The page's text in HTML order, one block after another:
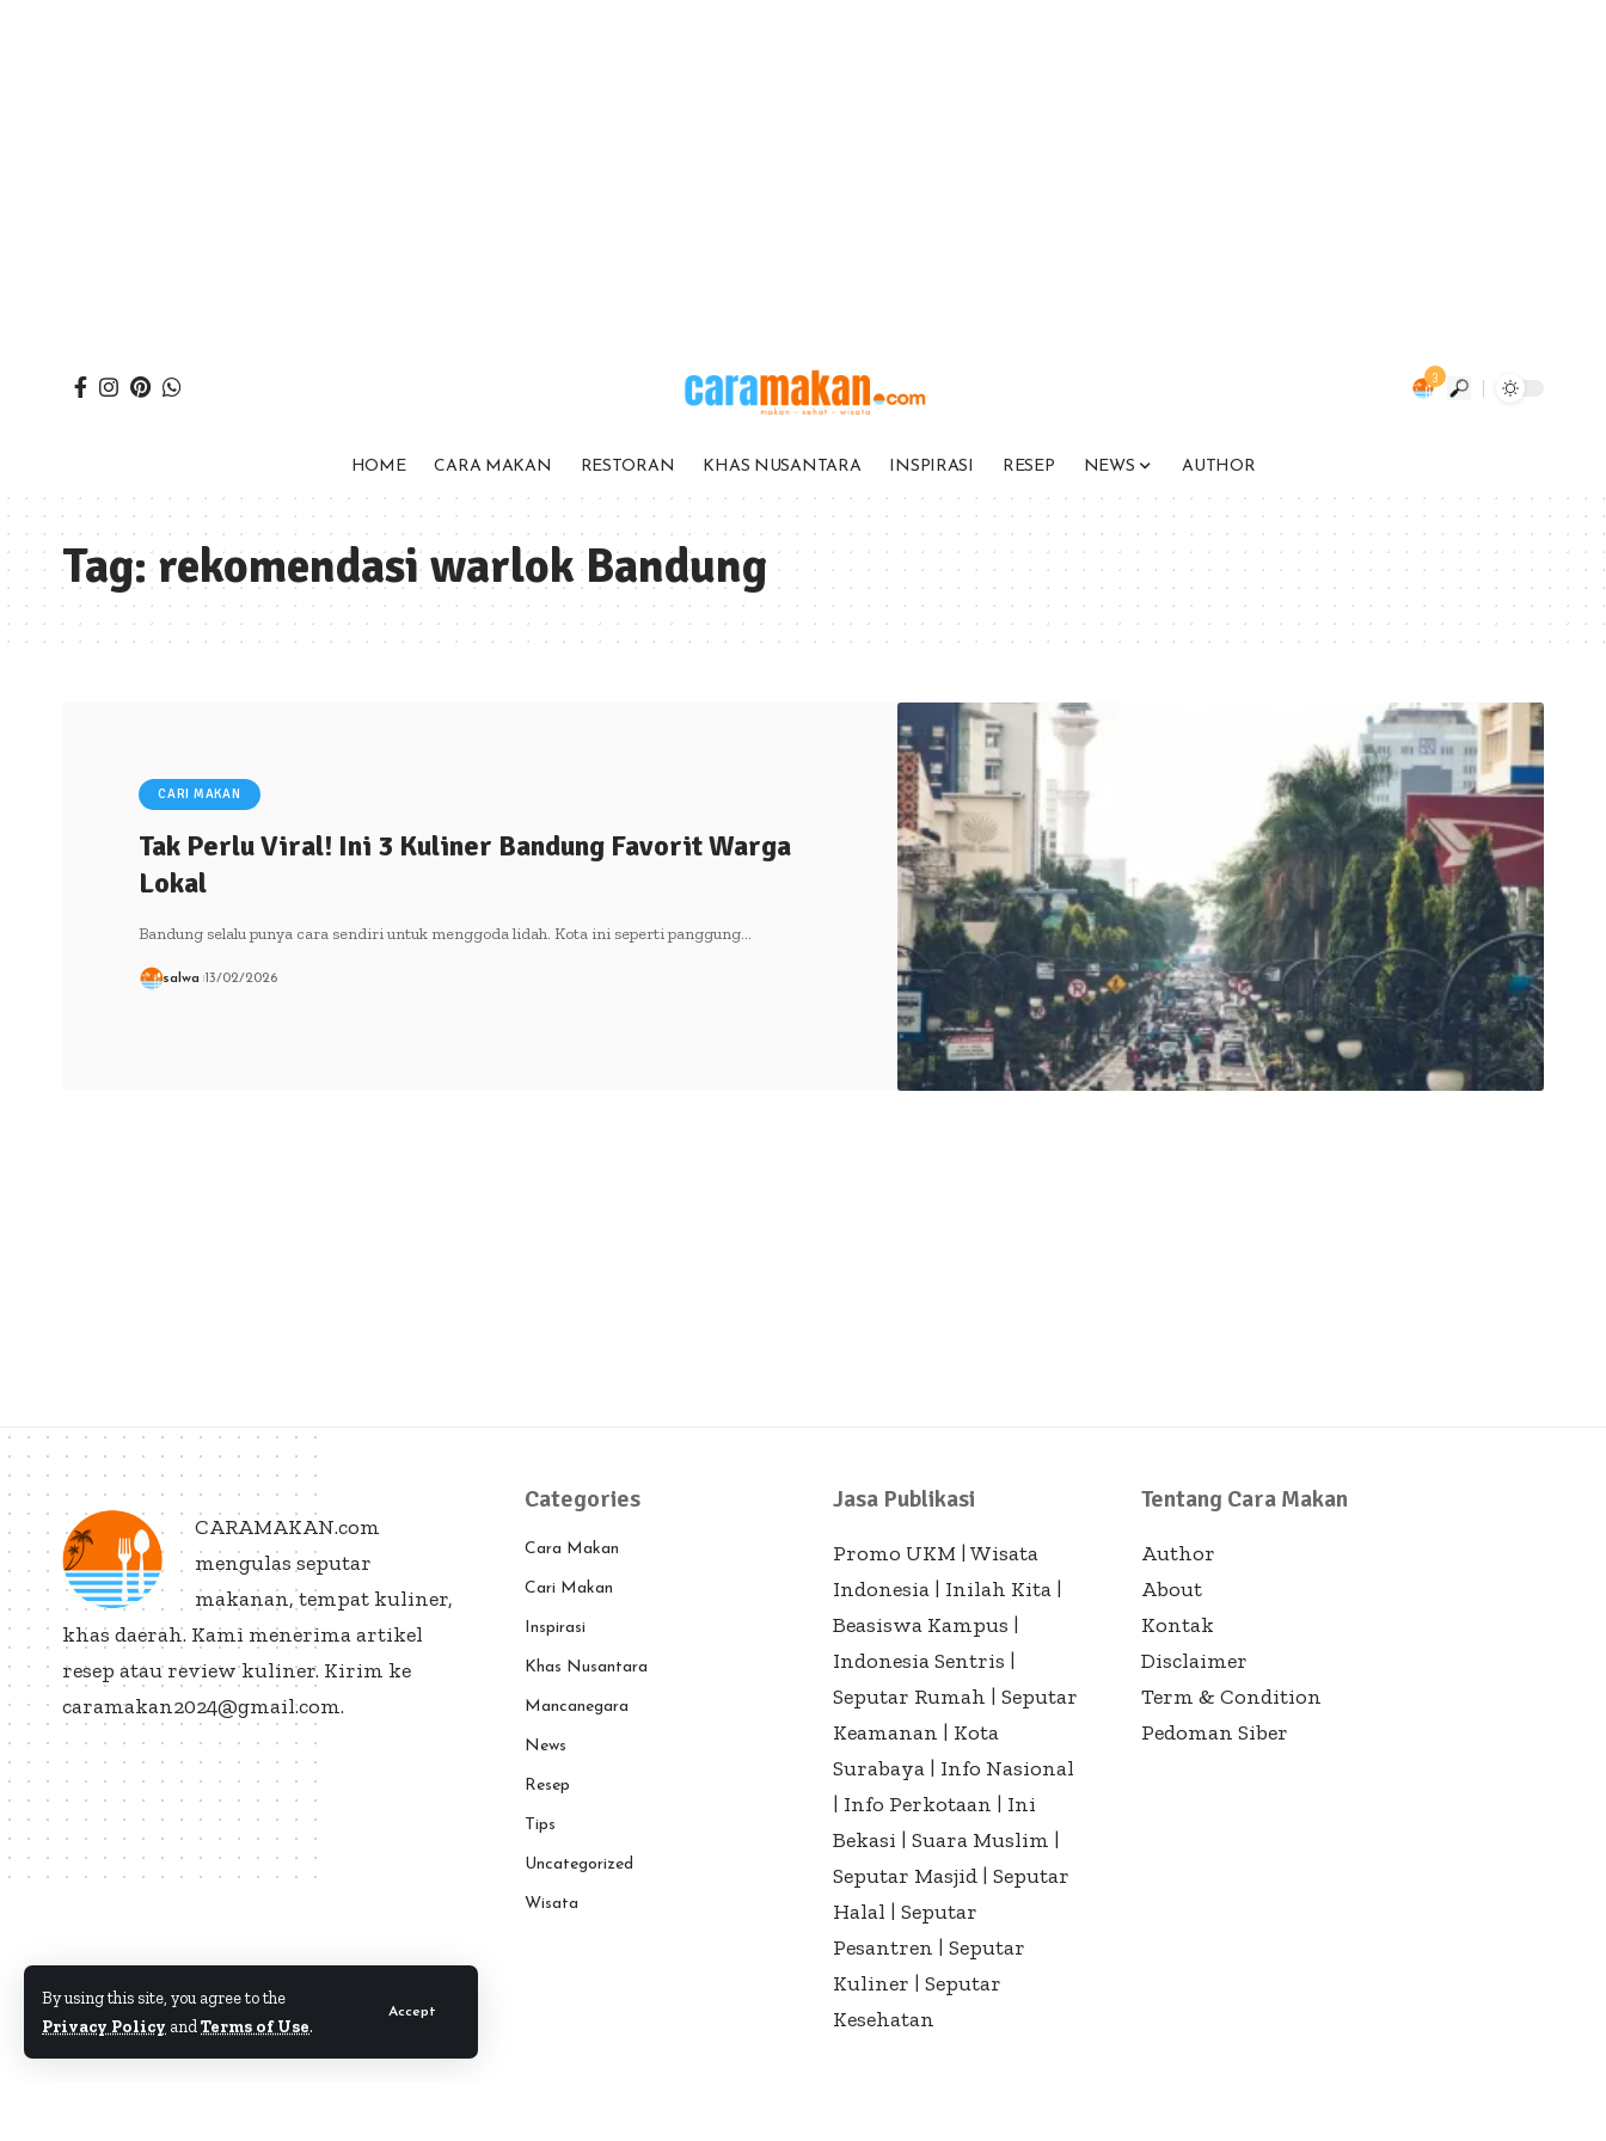
By using this site, you agree to the
Privacy Policy andTerms of Use.
Accept
3
HOME CARA MAKAN RESTORAN KHAS NUSANTARA INSPIRASI RESEP NEWS AUTHOR
Tag:rekomendasi warlok Bandung
CARI MAKAN
Tak Perlu Viral! Ini 3 Kuliner Bandung Favorit Warga
Lokal
Bandung selalu punya cara sendiri untuk menggoda lidah. Kota ini seperti panggung…
salwa 13/02/2026
CARAMAKAN.com
mengulas seputar
makanan, tempat kuliner,
khas daerah. Kami menerima artikel
resep atau review kuliner. Kirim ke
caramakan2024@gmail.com.
Categories
Cara Makan
Cari Makan
Inspirasi
Khas Nusantara
Mancanegara
News
Resep
Tips
Uncategorized
Wisata
Jasa Publikasi
Promo UKM | Wisata
Indonesia | Inilah Kita |
Beasiswa Kampus |
Indonesia Sentris |
Seputar Rumah | Seputar
Keamanan | Kota
Surabaya | Info Nasional
| Info Perkotaan | Ini
Bekasi | Suara Muslim |
Seputar Masjid | Seputar
Halal | Seputar
Pesantren | Seputar
Kuliner | Seputar
Kesehatan
Tentang Cara Makan
Author
About
Kontak
Disclaimer
Term & Condition
Pedoman Siber